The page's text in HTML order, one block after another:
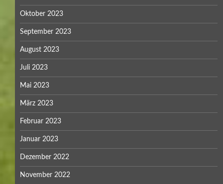
Oktober 2023
September 2023
August 2023
Juli 2023
Mai 2023
März 2023
Februar 2023
Januar 2023
Dezember 2022
November 2022